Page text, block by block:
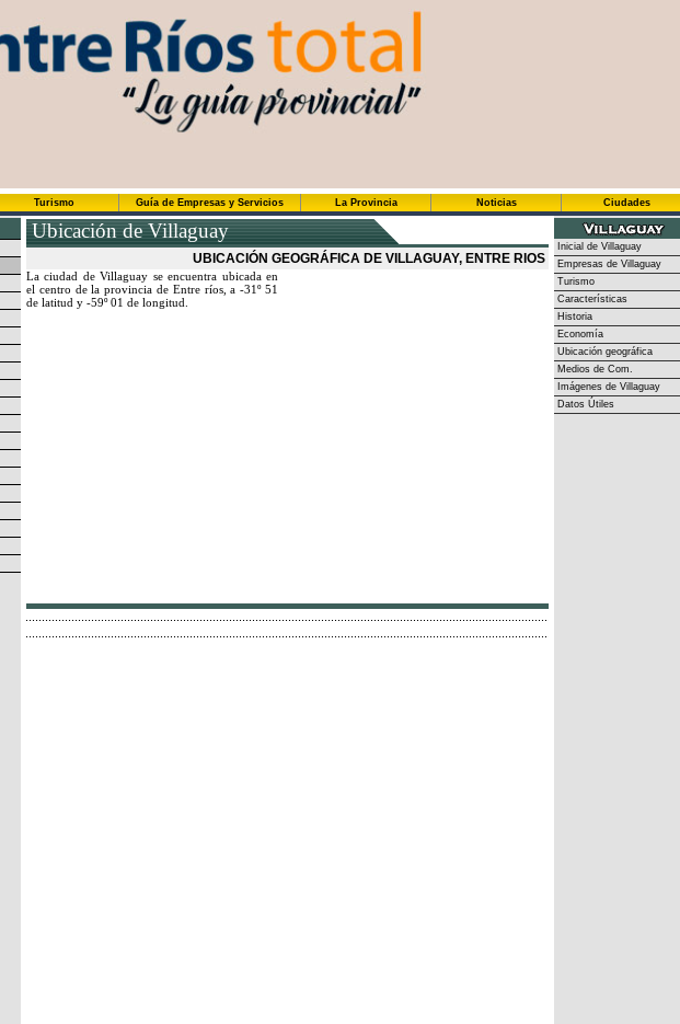
Turismo Guía de Empresas y Servicios La Provincia Noticias Ciudades
Ubicación de Villaguay
UBICACIÓN GEOGRÁFICA DE VILLAGUAY, ENTRE RIOS
La ciudad de Villaguay se encuentra ubicada en
el centro de la provincia de Entre ríos, a -31º 51
de latitud y -59º 01 de longitud.
Inicial de Villaguay
Empresas de Villaguay
Turismo
Características
Historia
Economía
Ubicación geográfica
Medios de Com.
Imágenes de Villaguay
Datos Útiles